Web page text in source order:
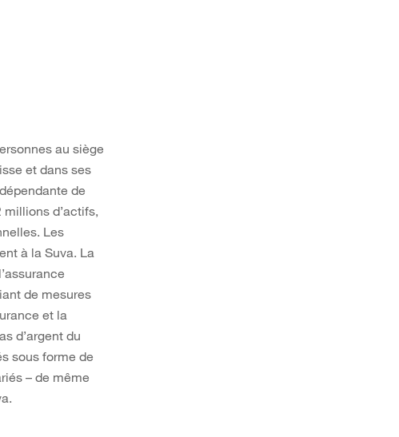
au siège
et dans ses
de
d’actifs,
Les
à la Suva. La
de mesures
et la
d’argent du
sous forme de
– de même